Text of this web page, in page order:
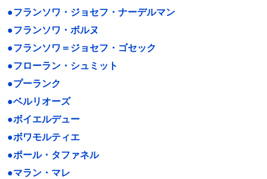
●フランソワ・ジョセフ・ナーデルマン
●フランソワ・ボルヌ
●フランソワ＝ジョセフ・ゴセック
●フローラン・シュミット
●プーランク
●ベルリオーズ
●ボイエルデュー
●ボワモルティエ
●ポール・タファネル
●マラン・マレ